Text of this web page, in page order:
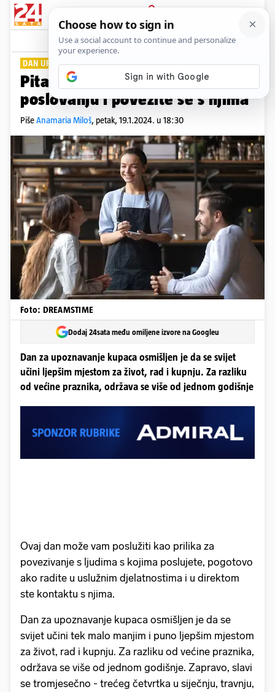
PRIJAVA
Lifestyle Komentari
DAN UPOZNAVANJA KUPACA
Pitajte kupce što misle o vašem
poslovanju i povežite se s njima
PišeAnamaria Miloš, petak, 19.1.2024. u 18:30
Foto: DREAMSTIME
Dodaj 24sata među omiljene izvore na Googleu
Dan za upoznavanje kupaca osmišljen je da se svijet
učini ljepšim mjestom za život, rad i kupnju. Za razliku
od većine praznika, održava se više od jednom godišnje
Ovaj dan može vam poslužiti kao prilika za
povezivanje s ljudima s kojima poslujete, pogotovo
ako radite u uslužnim djelatnostima i u direktom
ste kontaktu s njima.
Dan za upoznavanje kupaca osmišljen je da se
svijet učini tek malo manjim i puno ljepšim mjestom
za život, rad i kupnju. Za razliku od većine praznika,
održava se više od jednom godišnje. Zapravo, slavi
se tromjesečno - trećeg četvrtka u siječnju, travnju,